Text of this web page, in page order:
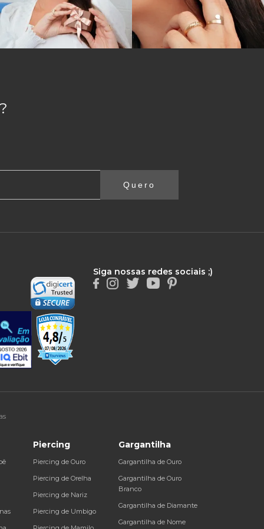
Quero
Siga nossas redes sociais ;)
Piercing
Piercing de Ouro
Piercing de Orelha
Piercing de Nariz
Piercing de Umbigo
Gargantilha
Gargantilha de Ouro
Gargantilha de Ouro
Branco
Gargantilha de Diamante
Gargantilha de Nome